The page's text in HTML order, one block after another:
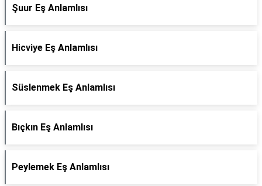
Şuur Eş Anlamlısı
Hicviye Eş Anlamlısı
Süslenmek Eş Anlamlısı
Bıçkın Eş Anlamlısı
Peylemek Eş Anlamlısı